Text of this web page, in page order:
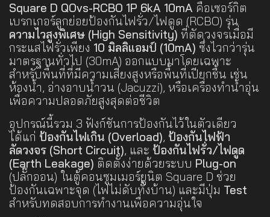
Square D QOvs-RCBO 1P 6kA 10mA คือเซอร์กิต
เบรกเกอร์ลูกย่อยป้องกันไฟรั่ว/ไฟดูด (RCBO) รุ่น
ความไวสูงพิเศษ (High Sensitivity) ที่ตัดวงจรเมื่อมี
กระแสไฟรั่วเพียง 10 มิลลิแอมป์ (10mA) ซึ่งไวกว่ารุ่น
มาตรฐานทั่วไป (30mA) ออกแบบมาโดยเฉพาะ
สำหรับพื้นที่ที่มีความเสี่ยงสูงหรือพื้นที่เปียกชื้น เช่น
ห้องน้ำ, อ่างอาบน้ำวน (Jacuzzi), หรือเครื่องทำน้ำอุ่น
เพื่อความปลอดภัยสูงสุดต่อชีวิต
อุปกรณ์นี้รวม 3 ฟังก์ชันการป้องกันไว้ในตัวเดียว
ได้แก่ ป้องกันไฟเกิน (Overload), ป้องกันไฟฟ้า
ลัดวงจร (Short Circuit), และ ป้องกันไฟรั่ว/ไฟดูด
(Earth Leakage) ติดตั้งง่ายด้วยระบบ Plug-on
(ปลั๊กออน) ในตู้คอนซูมเมอร์ยูนิต Square D ช่วย
ป้องกันเฉพาะจุด (ไฟไม่ดับทั้งบ้าน) และมีปุ่ม Test
สำหรับทดสอบการทำงานเพื่อความอุ่นใจ